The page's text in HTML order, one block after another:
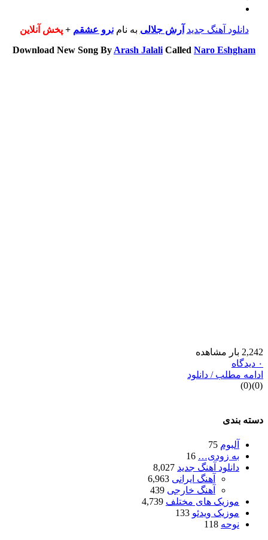
دانلود آهنگ جدید آرش جلالیبه نامنرو عشقم+پخش آنلاین
Download New Song ByArash JalaliCalledNaro Eshgham
بار مشاهده
مطلب / دانلود
0
)
(
0
)
بندی
آلبوم 75
به زودی… 16
دانلود آهنگ جدید 8,027
آهنگ ایرانی 6,963
آهنگ خارجی 439
موزیک های مختلف 4,739
موزیک ویدئو 133
نوحه 118